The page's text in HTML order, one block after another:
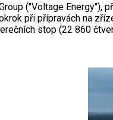
("Voltage
při přípravách na
stop (22 860